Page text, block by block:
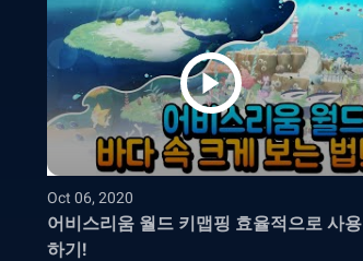
Oct 06, 2020
어비스리움 월드 키맵핑 효율적으로 사용
하기!